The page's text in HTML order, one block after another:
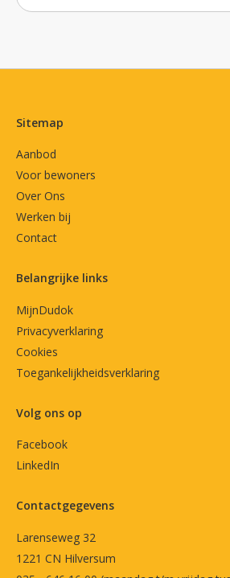
Contactinformatie
Sitemap
Aanbod
Voor bewoners
Over Ons
Werken bij
Contact
Belangrijke links
MijnDudok
Privacyverklaring
Cookies
Toegankelijkheidsverklaring
Volg ons op
Facebook
LinkedIn
Contactgegevens
Larenseweg 32
1221 CN Hilversum